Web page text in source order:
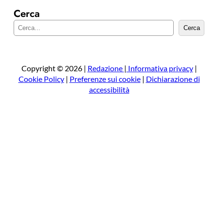
Cerca
e
a
Cerca
Copyright © 2026 | Redazione | Informativa privacy|
Cookie Policy| Preferenze sui cookie| Dichiarazione di
accessibilità